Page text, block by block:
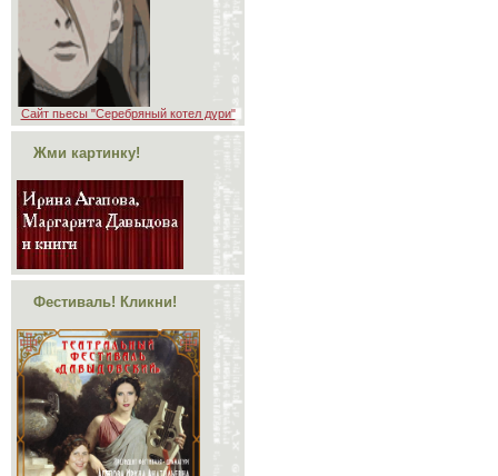
Сайт пьесы "Серебряный котел дури"
Жми картинку!
Фестиваль! Кликни!